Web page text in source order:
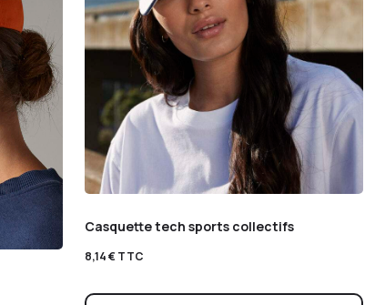
Casquette tech sports collectifs
8,14€TTC